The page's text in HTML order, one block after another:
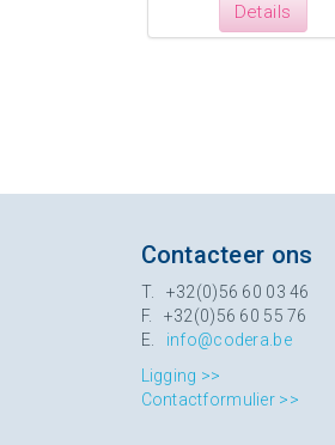
Details
Contacteer ons
T. +32(0)56 60 03 46
F. +32(0)56 60 55 76
E. info@codera.be
Ligging >>
Contactformulier >>